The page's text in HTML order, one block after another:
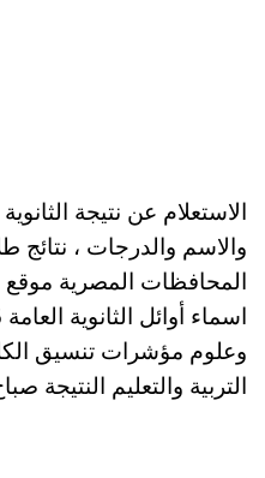
والاسم والدرجات ، نتائج
المحافظات المصرية موقع
التربية والتعليم النتيجة